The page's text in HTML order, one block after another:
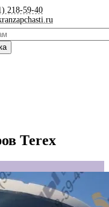
218-59-40
Теrех